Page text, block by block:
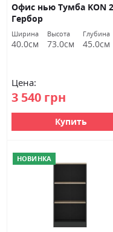
Офис нью Тумба KON
Гербор
Ширина
40.0см
Высота
73.0см
Глубина
45.0см
Цена:
3 540 грн
Купить
НОВИНКА